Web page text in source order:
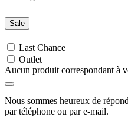
Deep Lilac (DLC)
Burgundy Red (BGR)
Bordeaux (BOD)
Crimson Red (CSR)
Cyber Orange (COR)
Brilliant Orange (BOR)
Sale
Last Chance
Outlet
Aucun produit correspondant à
Nous sommes heureux de
par téléphone ou par e-mail.